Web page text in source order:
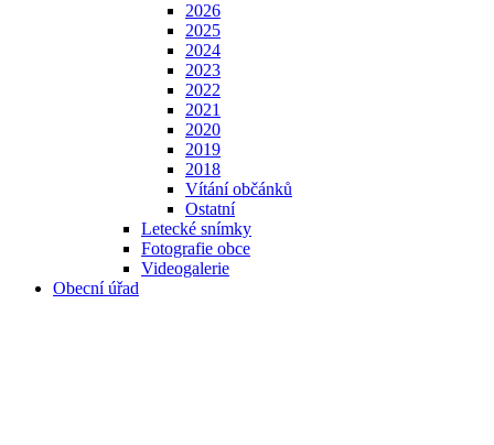
2026
2025
2024
2023
2022
2021
2020
2019
2018
Vítání občánků
Ostatní
Letecké snímky
Fotografie obce
Videogalerie
Obecní úřad